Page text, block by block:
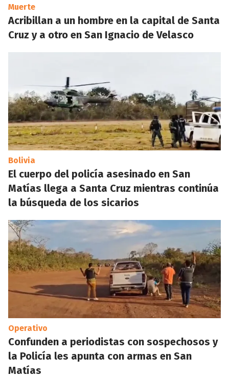
Muerte
Acribillan a un hombre en la capital de Santa
Cruz y a otro en San Ignacio de Velasco
Bolivia
El cuerpo del policía asesinado en San
Matías llega a Santa Cruz mientras continúa
la búsqueda de los sicarios
Operativo
Confunden a periodistas con sospechosos y
la Policía les apunta con armas en San
Matías